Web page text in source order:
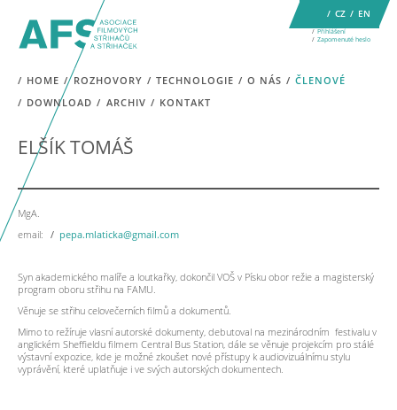
CZ EN
Přihlášení
Zapomenuté heslo
HOME ROZHOVORY TECHNOLOGIE O NÁS
ČLENOVÉ
DOWNLOAD
ARCHIV KONTAKT
ELŠÍK TOMÁŠ
MgA.
email:
pepa.mlaticka@gmail.com
Syn akademického malíře a loutkařky, dokončil VOŠ v Písku obor režie a magisterský
program oboru střihu na FAMU.
Věnuje se střihu celovečerních filmů a dokumentů.
Mimo to režíruje vlasní autorské dokumenty, debutoval na mezinárodním festivalu v
anglickém Sheffieldu filmem Central Bus Station, dále se věnuje projekcím pro stálé
výstavní expozice, kde je možné zkoušet nové přístupy k audiovizuálnímu stylu
vyprávění, které uplatňuje i ve svých autorských dokumentech.